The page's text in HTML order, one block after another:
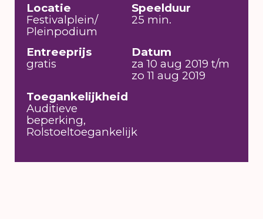
Locatie
Festivalplein/
Pleinpodium
Speelduur
25 min.
Entreeprijs
gratis
Datum
za 10 aug 2019 t/m
zo 11 aug 2019
Toegankelijkheid
Auditieve
beperking,
Rolstoeltoegankelijk